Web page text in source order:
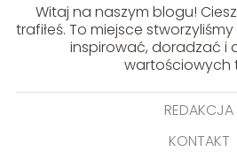
Witaj na naszym blogu!
trafiłeś. To miejsce
inspirować, doradzać i
wartościowych
REDAKCJA
KONTAKT